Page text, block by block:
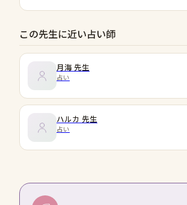
この先生に近い占い師
月海 先生
占い
ハルカ 先生
占い